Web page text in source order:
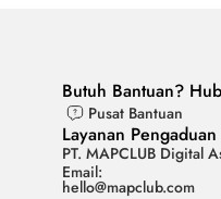
Butuh Bantuan?
Pusat Bantuan
Layanan
PT. MAPCLUB Digital
Email:
hello@mapclub.com